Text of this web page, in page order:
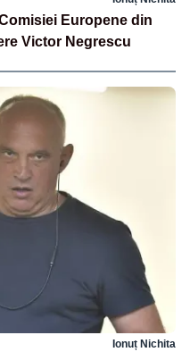
Europene din
Victor Negrescu
Ionuț Nichita